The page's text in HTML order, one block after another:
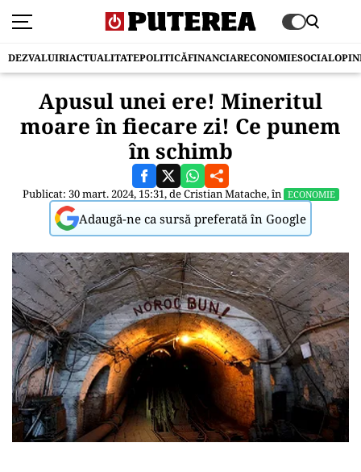
DEZVALUIRIACTUALITATEPOLITICĂFINANCIARECONOMIESOCIAL
Apusul unei ere! Mineritul
moare în fiecare zi! Ce punem
în schimb
Publicat: 30 mart. 2024, 15:31, deCristian Matache, în ECONOMIE
Adaugă-ne ca sursă preferată în Google